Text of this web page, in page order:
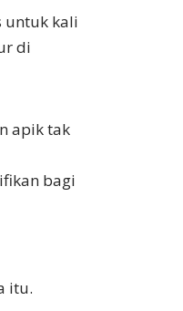
untuk kali
di
apik tak
bagi
itu.